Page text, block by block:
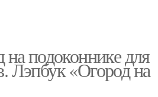
на подоконнике для
Лэпбук «Огород на